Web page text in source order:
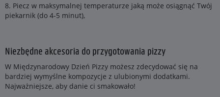
8. Piecz w maksymalnej temperaturze jaką może osiągnąć Twój
piekarnik (do 4-5 minut),
Niezbędne akcesoria do przygotowania pizzy
W Międzynarodowy Dzień Pizzy możesz zdecydować się na
bardziej wymyślne kompozycje z ulubionymi dodatkami.
Najważniejsze, aby danie ci smakowało!